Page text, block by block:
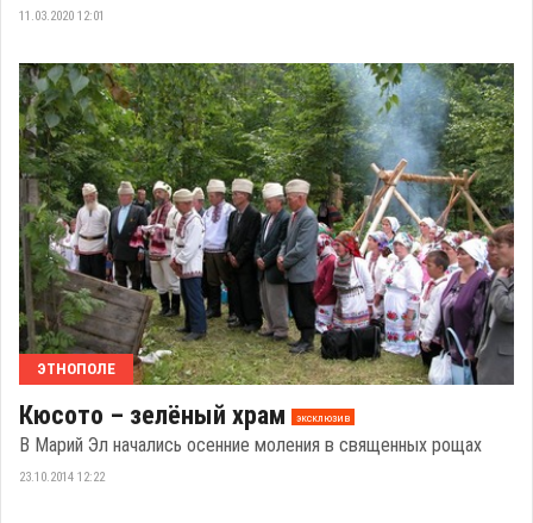
11.03.2020 12:01
ЭТНОПОЛЕ
Кюсото – зелёный храм эксклюзив
В Марий Эл начались осенние моления в священных рощах
23.10.2014 12:22